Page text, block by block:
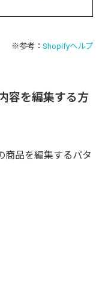
※参考： Shopifyヘルプ
容を編集する方
商品を編集するパタ